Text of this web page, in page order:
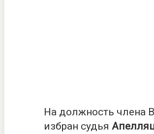
На должность члена
избран судья